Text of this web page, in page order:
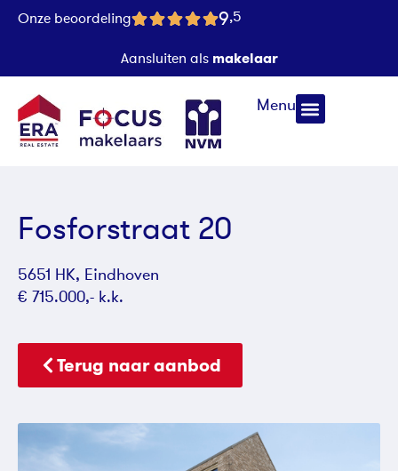
Onze beoordeling 9,5
Aansluiten als makelaar
Menu
Fosforstraat 20
5651 HK, Eindhoven
€ 715.000,- k.k.
Terug naar aanbod